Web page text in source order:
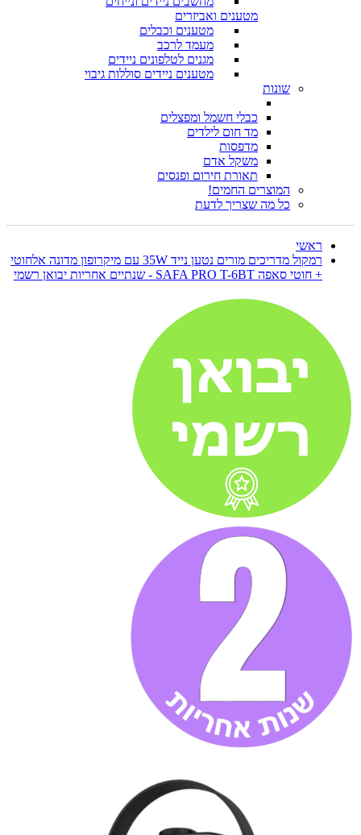
מטענים ואביזרים
מטענים וכבלים
מעמד לרכב
מגנים לטלפונים ניידים
מטענים ניידים סוללות גיבוי
שונות
כבלי חשמל ומפצלים
מד חום לילדים
מדפסות
משקל אדם
תאורת חירום ופנסים
המוצרים החמים!
כל מה שצריך לדעת
ראשי
רמקול מדריכים מורים נטען נייד 35W עם מיקרופון מדונה אלחוטי
+ חוטי סאפה SAFA PRO T-6BT - שנתיים אחריות יבואן רשמי